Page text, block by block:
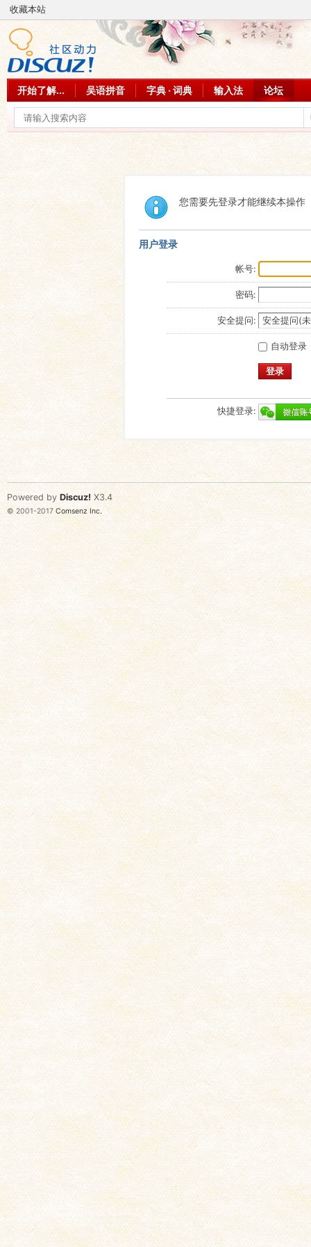
收藏本站
开始了解... 吴语拼音 字典 · 词典 输入法 论坛
您需要先登录才能继续本操作
用户登录
帐号:
密码:
安全提问:
自动登录
登录
快捷登录:
Powered by Discuz! X3.4
© 2001-2017 Comsenz Inc.